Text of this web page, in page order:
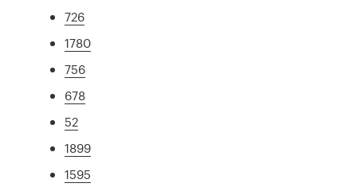
726
1780
756
678
52
1899
1595